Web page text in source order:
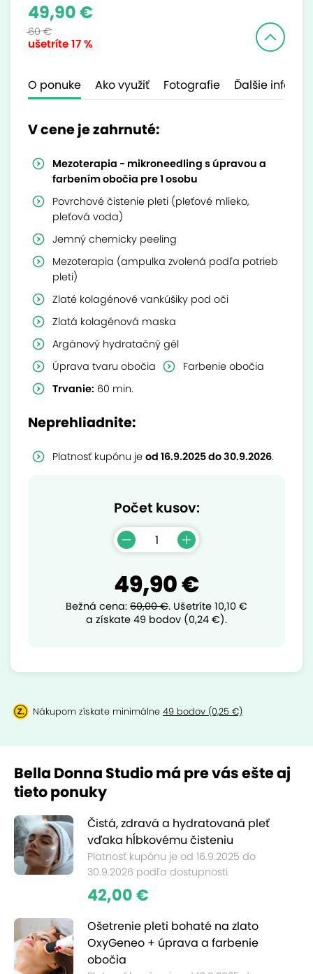
ušetríte17 %
49,90 €
60 €
O ponuke Ako využiť Fotografie Ďalšie
V cene je zahrnuté:
Mezoterapia - mikroneedling s úpravou a
farbením obočia pre 1 osobu
Povrchové čistenie pleti (pleťové mlieko,
pleťová voda)
Jemný chemicky peeling
Mezoterapia (ampulka zvolená podľa potrieb
pleti)
Zlaté kolagénové vankúšiky pod oči
Zlatá kolagénová maska
Argánový hydratačný gél
Úprava tvaru obočia
Farbenie obočia
Trvanie: 60 min.
Neprehliadnite:
Platnosť kupónu je od 16.9.2025 do 30.9.2026.
Počet kusov:
49,90 €
Bežná cena: 60,00 €. Ušetríte 10,10 €
a získate 49 bodov (0,24 €).
Nákupom získate minimálne 49 bodov (0,25 €)
Bella Donna Studio má pre vás ešte aj
tieto ponuky
Čistá, zdravá a hydratovaná pleť
vďaka hĺbkovému čisteniu
Platnosť kupónu je od 16.9.2025 do
30.9.2026 podľa dostupnosti.
42,00 €
Ošetrenie pleti bohaté na zlato
OxyGeneo + úprava a farbenie
obočia